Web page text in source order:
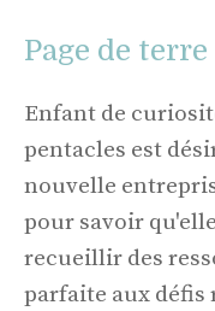
Page de
Enfant de
pentacles est
nouvelle
pour savoir
recueillir des
parfaite aux défis